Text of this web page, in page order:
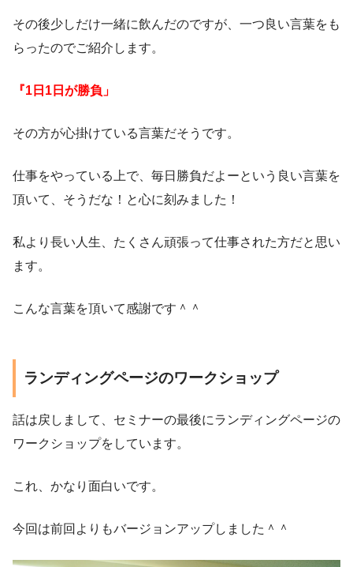
その後少しだけ一緒に飲んだのですが、一つ良い言葉をも
らったのでご紹介します。
『1日1日が勝負」
その方が心掛けている言葉だそうです。
仕事をやっている上で、毎日勝負だよーという良い言葉を
頂いて、そうだな！と心に刻みました！
私より長い人生、たくさん頑張って仕事された方だと思い
ます。
こんな言葉を頂いて感謝です＾＾
ランディングページのワークショップ
話は戻しまして、セミナーの最後にランディングページの
ワークショップをしています。
これ、かなり面白いです。
今回は前回よりもバージョンアップしました＾＾